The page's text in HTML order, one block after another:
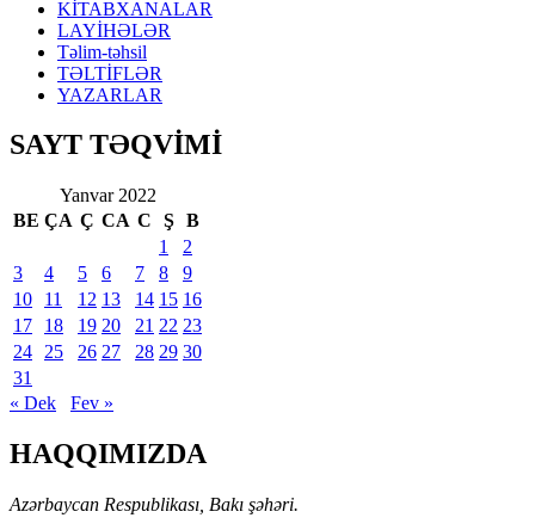
KİTABXANALAR
LAYİHƏLƏR
Təlim-təhsil
TƏLTİFLƏR
YAZARLAR
SAYT TƏQVİMİ
Yanvar 2022
BE ÇA Ç CA C Ş
B
1
2
3
4 5 6 7 8
9
10
11 12 13 14 15 16
17
18 19 20 21 22 23
24
25 26 27 28 29 30
31
« Dek
Fev »
HAQQIMIZDA
Azərbaycan Respublikası, Bakı şəhəri.